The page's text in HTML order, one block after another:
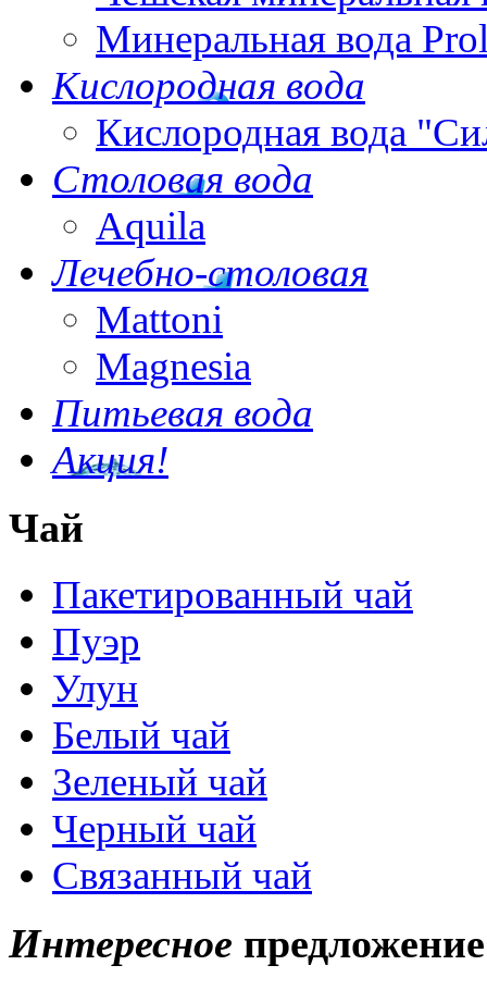
Минеральная вода
Кислородная вода
Кислородная вода
Столовая вода
Aquila
Лечебно-столовая
Mattoni
Magnesia
Питьевая вода
Акция!
Чай
Пакетированный чай
Пуэр
Улун
Белый чай
Зеленый чай
Черный чай
Связанный чай
Интересное предложение